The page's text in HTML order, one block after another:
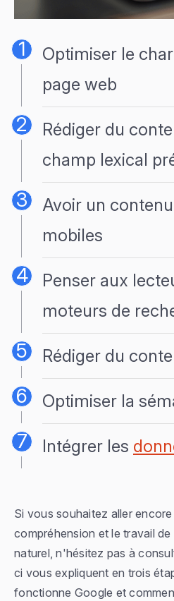
Optimiser le
page web
Rédiger du
champ lexical
Avoir un
mobiles
Penser aux
moteurs de
Rédiger du
Optimiser la
Intégrer les
Si vous souhaitez aller
compréhension et le travail
naturel, n'hésitez pas à
ci vous expliquent en trois
fonctionne Google et